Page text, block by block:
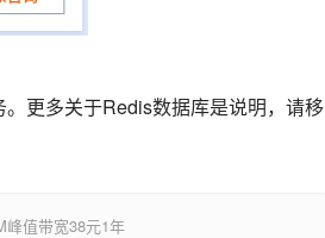
更多关于Redis数据库是说明，请移
峰值带宽38元1年